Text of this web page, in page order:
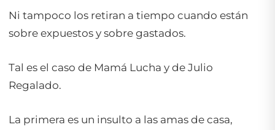
Ni tampoco los retiran a tiempo cuando están
sobre expuestos y sobre gastados.
Tal es el caso de Mamá Lucha y de Julio
Regalado.
La primera es un insulto a las amas de casa,